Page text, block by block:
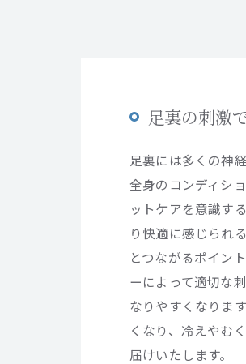
足裏の刺激
足裏には多くの神
全身のコンディシ
ットケアを意識す
り快適に感じられ
とつながるポイン
ーによって適切な
なりやすくなりま
くなり、冷えやむ
届けいたします。